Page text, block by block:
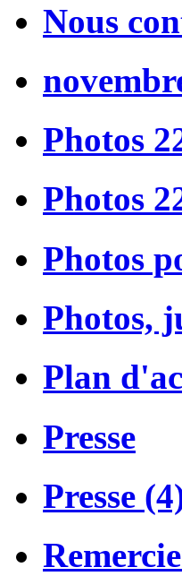
Nous
Photos
Photos
Photos
Photos,
Plan
Presse
Presse